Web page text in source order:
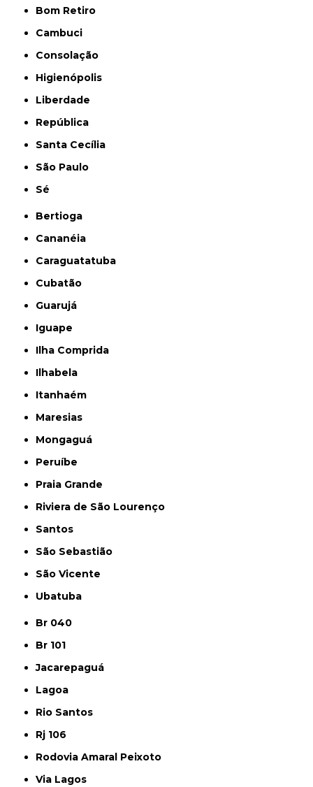
Bom Retiro
Cambuci
Consolação
Higienópolis
Liberdade
República
Santa Cecília
São Paulo
Sé
Bertioga
Cananéia
Caraguatatuba
Cubatão
Guarujá
Iguape
Ilha Comprida
Ilhabela
Itanhaém
Maresias
Mongaguá
Peruíbe
Praia Grande
Riviera de São Lourenço
Santos
São Sebastião
São Vicente
Ubatuba
Br 040
Br 101
Jacarepaguá
Lagoa
Rio Santos
Rj 106
Rodovia Amaral Peixoto
Via Lagos